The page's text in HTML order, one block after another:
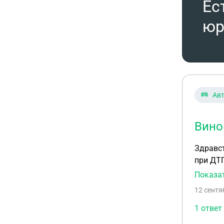
при
12
1 ответ